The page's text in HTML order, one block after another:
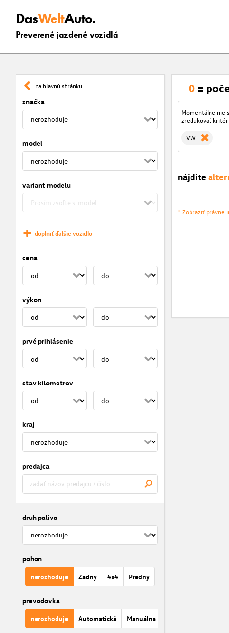
DasWeltAuto.
Preverené jazdené vozidlá
na hlavnú stránku
značka
model
variant modelu
doplniť ďalšie vozidlo
cena
výkon
prvé prihlásenie
stav kilometrov
kraj
predajca
druh paliva
pohon
nerozhoduje Zadný 4x4 Predný
prevodovka
nerozhoduje Automatická Manuálna
0 =
Momentálne nie
zredukovať
VW
nájdite
* Zobraziť právne